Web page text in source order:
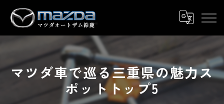
マツダ車で巡る三重県の魅力ス
ポットトップ5